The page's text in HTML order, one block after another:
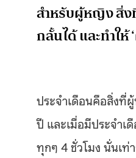
สำหรับผู้หญิง สิ่ง
กลั้นได้ และทำใ
ประจำเดือนคือสิ่งที่
ปี และเมื่อมีประจำเ
ทุกๆ 4 ชั่วโมง นั่นเ